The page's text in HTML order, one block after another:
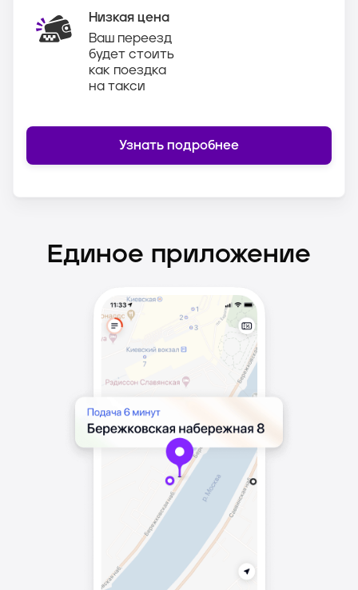
Низкая цена
Ваш переезд
будет стоить
как поездка
на такси
Узнать подробнее
Единое приложение